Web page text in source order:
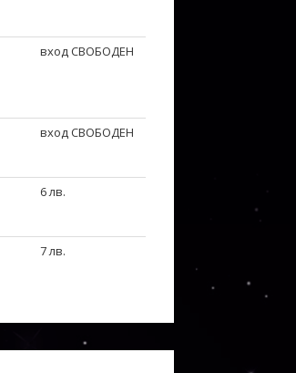
вход СВОБОДЕН
вход СВОБОДЕН
6 лв.
7 лв.